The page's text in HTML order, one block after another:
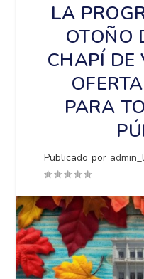
LA
OTOÑO
CHAPÍ
PARA
Publicado por